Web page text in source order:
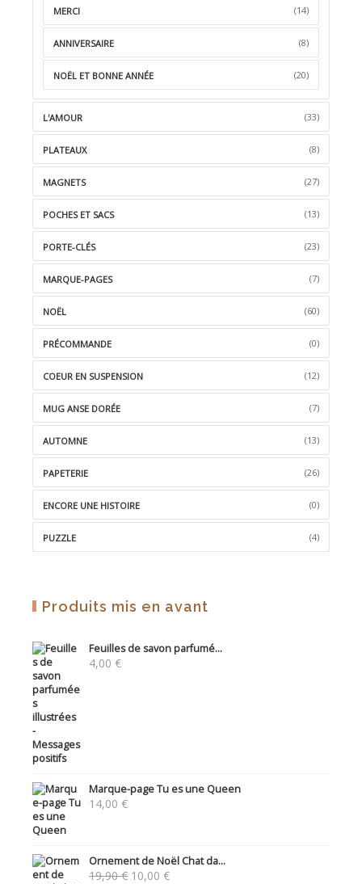
MERCI (14)
ANNIVERSAIRE (8)
NOËL ET BONNE ANNÉE (20)
L'AMOUR (33)
PLATEAUX (8)
MAGNETS (27)
POCHES ET SACS (13)
PORTE-CLÉS (23)
MARQUE-PAGES (7)
NOËL (60)
PRÉCOMMANDE (0)
COEUR EN SUSPENSION (12)
MUG ANSE DORÉE (7)
AUTOMNE (13)
PAPETERIE (26)
ENCORE UNE HISTOIRE (0)
PUZZLE (4)
Produits mis en avant
Feuilles de savon parfumé...
4,00 €
Marque-page Tu es une Queen
14,00 €
Ornement de Noël Chat da...
19,90€ Le
10,00 €Le